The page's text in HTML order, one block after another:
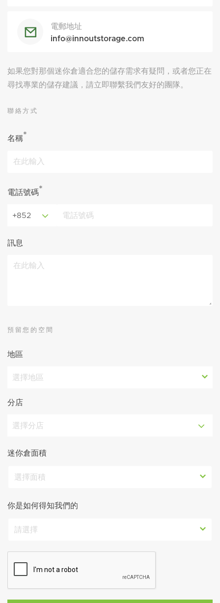
電郵地址
info@innoutstorage.com
如果您對那個迷你倉適合您的儲存需求有疑問，或者您正在
尋找專業的儲存建議，請立即聯繫我們友好的團隊。
聯絡方式
名稱*
電話號碼*
+852
訊息
預留您的空間
地區
選擇地區
分店
選擇分店
迷你倉面積
選擇面積
你是如何得知我們的
請選擇